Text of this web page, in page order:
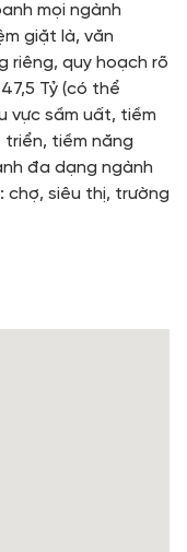
mọi ngành
giặt là, văn
riêng, quy hoạch rõ
Tỷ (có thể
vực sầm uất, tiềm
triển, tiềm năng
đa dạng ngành
chợ, siêu thị, trường